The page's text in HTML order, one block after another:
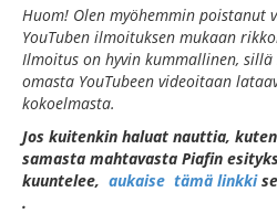
Huom! Olen myöhemmin poistanut
YouTuben ilmoituksen mukaan
Ilmoitus on hyvin kummallinen,
omasta YouTubeen videoitaan
kokoelmasta.
Jos kuitenkin haluat nauttia,
samasta mahtavasta Piafin
kuuntelee, aukaise tämä linkki
.